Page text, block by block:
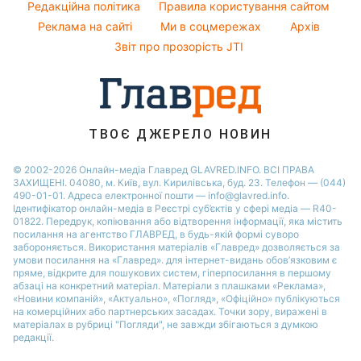
Святкове меню
Погода на завтра
Пилова буря
Редакційна політика
Правила користування сайтом
Реклама на сайті
Ми в соцмережах
Архів
Звіт про прозорість JTI
ТВОЄ ДЖЕРЕЛО НОВИН
© 2002-2026 Онлайн-медіа Главред GLAVRED.INFO. ВСІ ПРАВА
ЗАХИЩЕНІ. 04080, м. Київ, вул. Кирилівська, буд. 23. Телефон — (044)
490-01-01. Адреса електронної пошти — info@glavred.info.
Ідентифікатор онлайн-медіа в Реєстрі суб’єктів у сфері медіа — R40-
01822. Передрук, копіювання або відтворення інформації, яка містить
посилання на агентство ГЛАВРЕД, в будь-якій формi суворо
забороняється. Використання матеріалів «Главред» дозволяється за
умови посилання на «Главред». для інтернет-видань обов’язковим є
пряме, відкрите для пошукових систем, гіперпосилання в першому
абзаці на конкретний матеріал. Матеріали з плашками «Реклама»,
«Новини компаній», «Актуально», «Погляд», «Офіційно» публікуються
на комерційних або партнерських засадах. Точки зору, виражені в
матеріалах в рубриці "Погляди", не завжди збігаються з думкою
редакції.